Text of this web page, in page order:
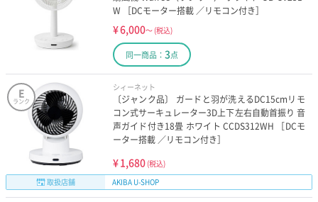
W ［DCモーター搭載 ／リモコン付き］
¥6,000～ (税込)
同一商品： 3点
E
ランク
シィーネット
〔ジャンク品〕 ガードと羽が洗えるDC15cmリモ
コン式サーキュレーター3D上下左右自動首振り 音
声ガイド付き18畳 ホワイト CCDS312WH ［DCモ
ーター搭載 ／リモコン付き］
¥1,680 (税込)
取扱店舗
AKIBA U-SHOP